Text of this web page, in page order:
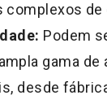
complexos de
Podem
gama de
desde